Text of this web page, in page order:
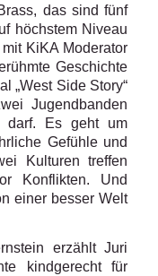
das sind fünf
höchstem Niveau
KiKA Moderator
Geschichte
„West Side Story“
Jugendbanden
darf. Es geht um
Gefühle und
Kulturen treffen
Konflikten. Und
einer besser Welt
erzählt Juri
kindgerecht für